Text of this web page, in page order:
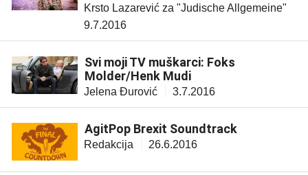
Krsto Lazarević za "Judische Allgemeine"
9.7.2016
Svi moji TV muškarci: Foks
Molder/Henk Mudi
Jelena Đurović 3.7.2016
AgitPop Brexit Soundtrack
Redakcija 26.6.2016